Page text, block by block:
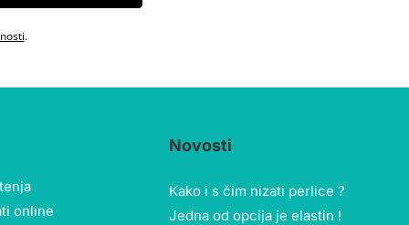
.
online
Novosti
Kako i s čim nizati perlice ?
Jedna od opcija je elastin !